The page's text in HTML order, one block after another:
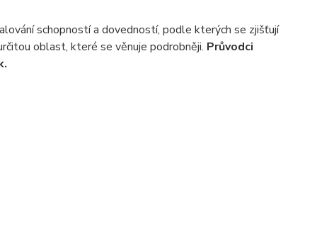
schopností a dovedností, podle kterých se zjišťují
oblast, které se věnuje podrobněji. Průvodci